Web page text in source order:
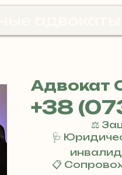
Адвокат
+38
⚖️
🩺
📋